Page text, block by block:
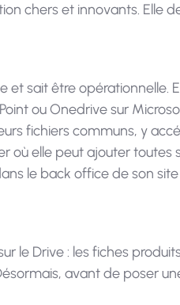
chers et innovants. Elle
sait être opérationnelle.
ou Onedrive sur
fichiers communs, y
où elle peut ajouter toutes
le back office de son
le Drive : les fiches
avant de poser